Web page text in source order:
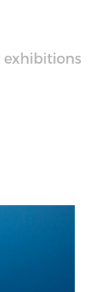
exhibitions